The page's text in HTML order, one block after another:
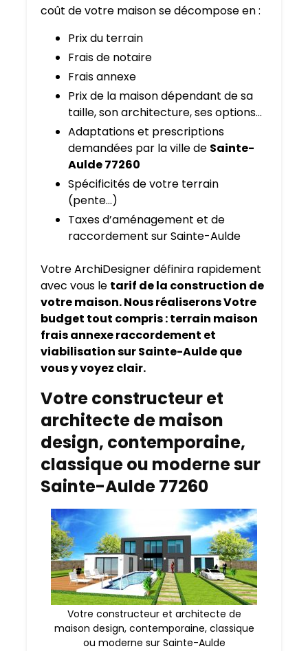
coût de votre maison se décompose en :
Prix du terrain
Frais de notaire
Frais annexe
Prix de la maison dépendant de sa
taille, son architecture, ses options…
Adaptations et prescriptions
demandées par la ville de Sainte-
Aulde 77260
Spécificités de votre terrain
(pente…)
Taxes d’aménagement et de
raccordement sur Sainte-Aulde
Votre ArchiDesigner définira rapidement
avec vous le tarif de la construction de
votre maison. Nous réaliserons Votre
budget tout compris : terrain maison
frais annexe raccordement et
viabilisation sur Sainte-Aulde que
vous y voyez clair.
Votre constructeur et
architecte de maison
design, contemporaine,
classique ou moderne sur
Sainte-Aulde 77260
Votre constructeur et architecte de
maison design, contemporaine, classique
ou moderne sur Sainte-Aulde